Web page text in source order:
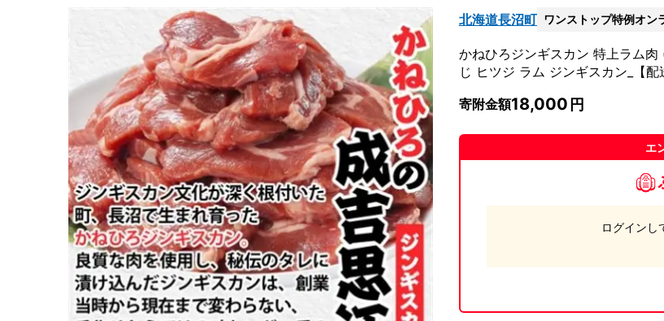
北海道長沼町 ワンストップ特例オン
かねひろジンギスカン 特上ラム
じ ヒツジ ラム ジンギスカン_【配
寄附金額18,000
エ
ログインし